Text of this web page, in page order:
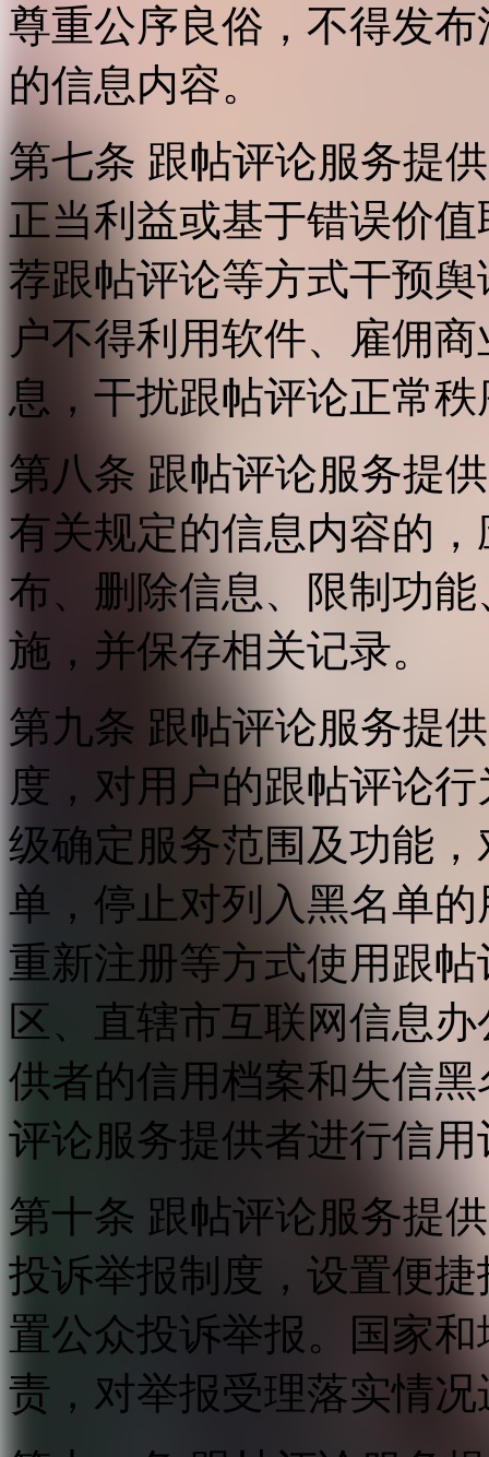
尊重公序良俗，不得发
的信息内容。
第七条 跟帖评论服务提
正当利益或基于错误价
荐跟帖评论等方式干预
户不得利用软件、雇佣
息，干扰跟帖评论正常
第八条 跟帖评论服务提
有关规定的信息内容的
布、删除信息、限制功
施，并保存相关记录。
第九条 跟帖评论服务提
度，对用户的跟帖评论
级确定服务范围及功能
单，停止对列入黑名单
重新注册等方式使用跟
区、直辖市互联网信息
供者的信用档案和失信
评论服务提供者进行信用
第十条 跟帖评论服务提
投诉举报制度，设置便
置公众投诉举报。国家
责，对举报受理落实情